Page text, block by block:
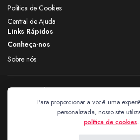
Política de Cookies
Central de Ajuda
Links Rápidos
Conheça-nos
Sobre nós
Siga nas redes
Para proporcionar a você uma
personalizada, nosso site
política de cookies.